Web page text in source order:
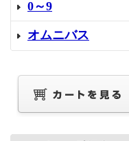
0～9
オムニバス